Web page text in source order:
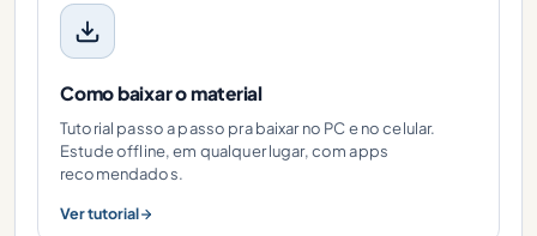
Como baixar o material
Tutorial passo a passo pra baixar no PC e no celular.
Estude offline, em qualquer lugar, com apps
recomendados.
Ver tutorial